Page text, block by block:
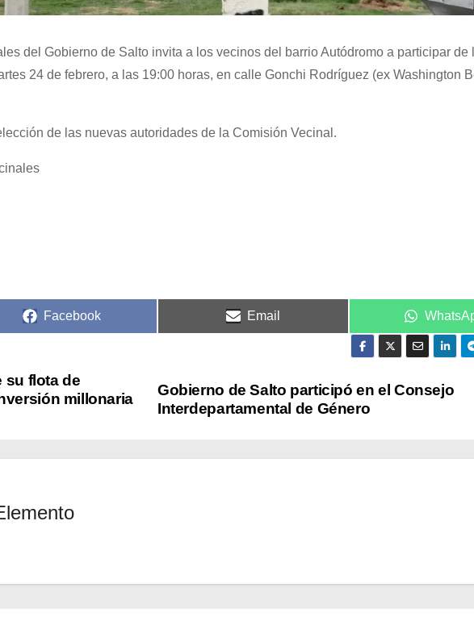
del Gobierno de Salto invita a los vecinos del barrio Autódromo a participar de
24 de febrero, a las 19:00 horas, en calle Gonchi Rodríguez (ex Washington
de las nuevas autoridades de la Comisión Vecinal.
Facebook Email
Gobierno de Salto participó en el Consejo
Interdepartamental de Género
su flota de
millonaria